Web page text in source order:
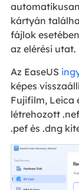
kártyán
fájlok
az elérési utat.
Az EaseUS
képes
Fujifilm, Leica
létrehozott
.pef és .dng